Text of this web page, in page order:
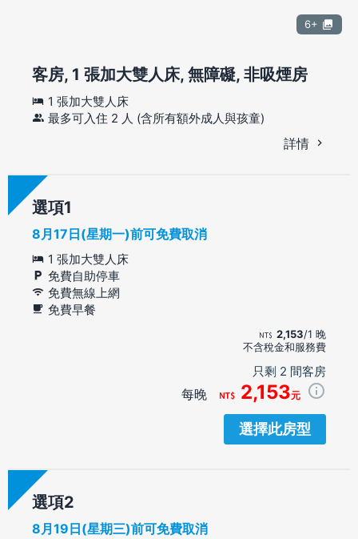
6+
客房, 1 張加大雙人床, 無障礙, 非吸煙房
1 張加大雙人床
最多可入住 2 人 (含所有額外成人與孩童)
詳情
選項
8月17日(星期一)前可免費取消
1 張加大雙人床
免費自助停車
免費無線上網
免費早餐
2,153/1 晚
不含稅金和服務費
只剩 2 間客房
每晚 2,153元
選擇此房型
選項
8月19日(星期三)前可免費取消